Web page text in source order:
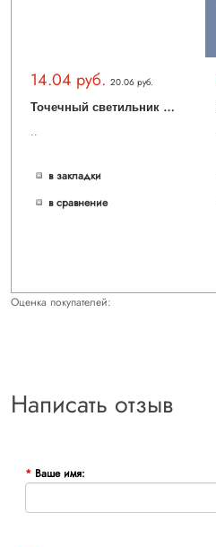
14.04 руб. 20.06 руб.
Т
очечный светильник 1011 1011/2 MR16 CH хром
..
в закладки
в сравнение
Оценка покупателей:
Написать отзыв
Ваше имя: